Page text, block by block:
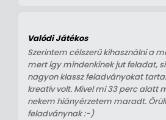
Valódi Játékos
Szerintem célszerű kihasználni a
mert így mindenkinek jut feladat,
nagyon klassz feladványokat
kreatív volt. Mivel mi 33 perc alatt
nekem hiányérzetem maradt.
feladványnak :-)